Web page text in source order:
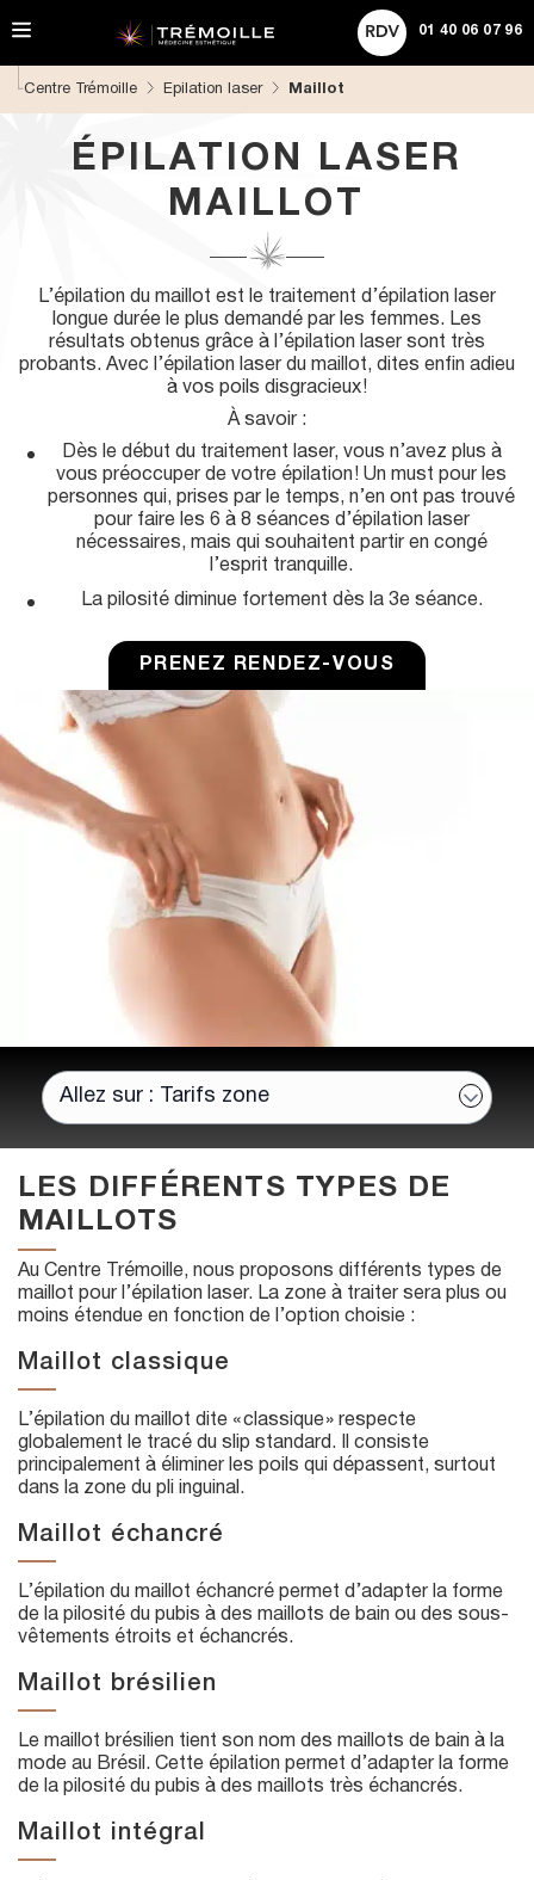
01 40 06 07 96
ACHETER UNE CARTE CADEAU
Rechercher
Centre Trémoille Epilation laser Maillot
ÉPILATION LASER
MAILLOT
L’épilation du maillot est le traitement d’épilation laser
longue durée le plus demandé par les femmes. Les
résultats obtenus grâce à l’épilation laser sont très
probants. Avec l’épilation laser du maillot, dites enfin adieu
à vos poils disgracieux !
À savoir :
Dès le début du traitement laser, vous n’avez plus à
vous préoccuper de votre épilation ! Un must pour les
personnes qui, prises par le temps, n’en ont pas trouvé
pour faire les 6 à 8 séances d’épilation laser
nécessaires, mais qui souhaitent partir en congé
l’esprit tranquille.
La pilosité diminue fortement dès la 3e séance.
PRENEZ RENDEZ-VOUS
LES DIFFÉRENTS TYPES DE
MAILLOTS
Au Centre Trémoille, nous proposons différents types de
maillot pour l’épilation laser. La zone à traiter sera plus ou
moins étendue en fonction de l’option choisie :
Maillot classique
L’épilation du maillot dite « classique » respecte
globalement le tracé du slip standard. Il consiste
principalement à éliminer les poils qui dépassent, surtout
dans la zone du pli inguinal.
Maillot échancré
L’épilation du maillot échancré permet d’adapter la forme
de la pilosité du pubis à des maillots de bain ou des sous-
vêtements étroits et échancrés.
Maillot brésilien
Le maillot brésilien tient son nom des maillots de bain à la
mode au Brésil. Cette épilation permet d’adapter la forme
de la pilosité du pubis à des maillots très échancrés.
Maillot intégral